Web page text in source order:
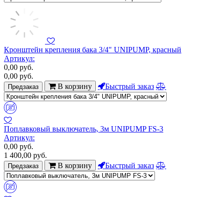
Кронштейн крепления бака 3/4" UNIPUMP, красный
Артикул:
0,00 руб.
0,00 руб.
Предзаказ В корзину Быстрый заказ
Поплавковый выключатель, 3м UNIPUMP FS-3
Артикул:
0,00 руб.
1 400,00 руб.
Предзаказ В корзину Быстрый заказ